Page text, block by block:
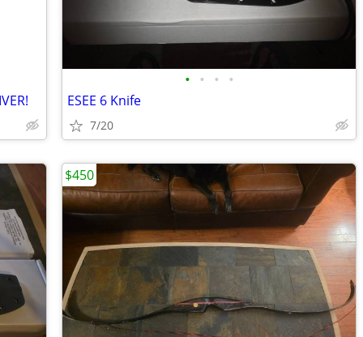
• • • •
ESEE 6 Knife
7/20
$450